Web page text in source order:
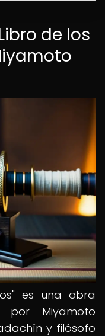
de los
es una obra
por Miyamoto
y filósofo